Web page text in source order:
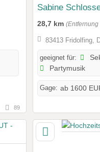
89
Sabine
28,7 km (Entfernung
83413 Fridolfing,
geeignet für:
Partymusik
Gage: ab 1600